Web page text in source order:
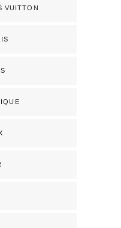
VUITTON